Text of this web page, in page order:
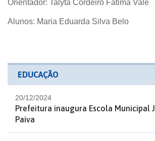
Orientador: Talyta Cordeiro Fátima Vale
Alunos: Maria Eduarda Silva Belo
EDUCAÇÃO
20/12/2024
Prefeitura inaugura Escola Municipal
Paiva